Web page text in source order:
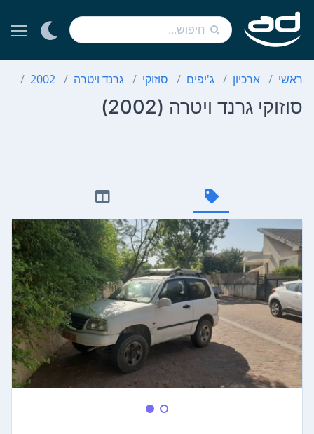
ראשי ארכיון ג'יפים סוזוקי גרנד ויטרה 2002
סוזוקי גרנד ויטרה (2002)